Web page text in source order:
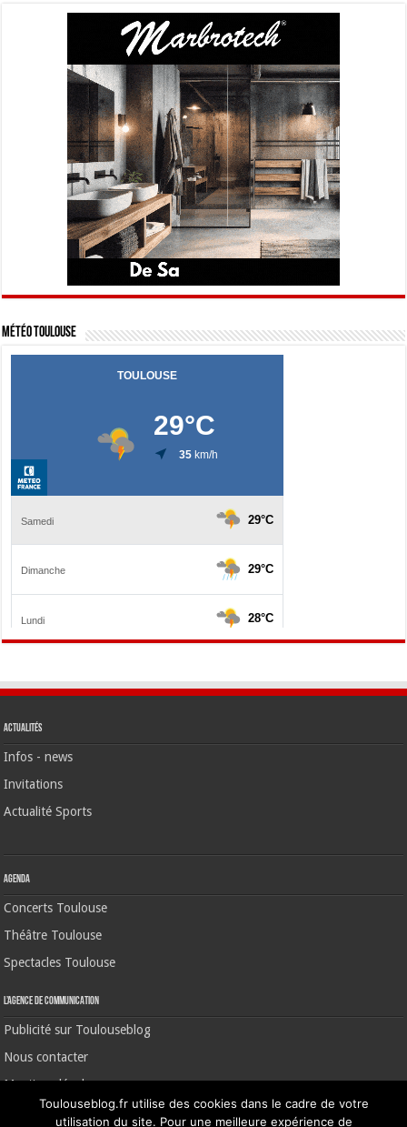
Météo Toulouse
Actualités
Infos - news
Invitations
Actualité Sports
Agenda
Concerts Toulouse
Théâtre Toulouse
Spectacles Toulouse
L’agence de communication
Publicité sur Toulouseblog
Nous contacter
Mentions légales
Toulouseblog.fr utilise des cookies dans le cadre de votre
utilisation du site. Pour une meilleure expérience de